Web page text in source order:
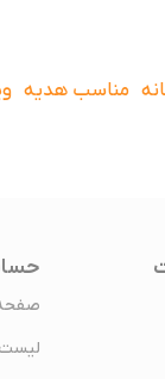
مناسب هدیه
لیست